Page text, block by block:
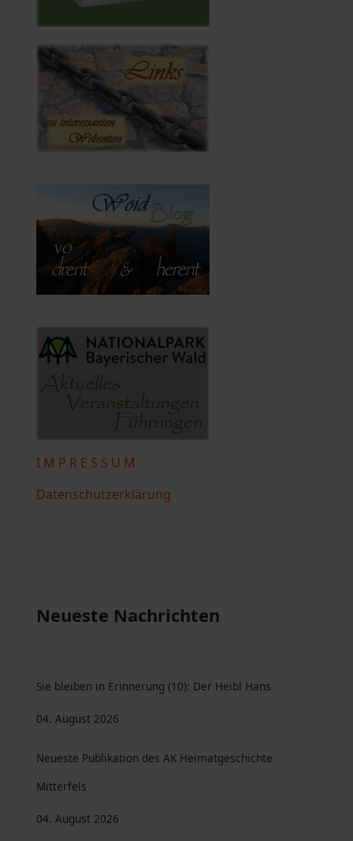
I M P R E S S U M
Datenschutzerklärung
Neueste Nachrichten
Sie bleiben in Erinnerung (10): Der Heibl Hans
04. August 2026
Neueste Publikation des AK Heimatgeschichte
Mitterfels
04. August 2026